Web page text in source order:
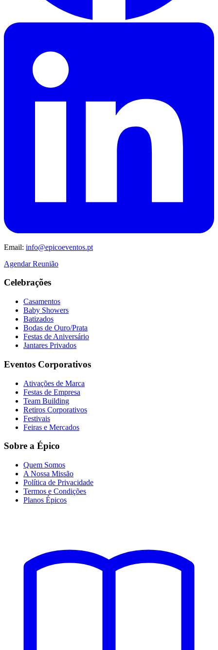
Email: info@epicoeventos.pt
Agendar Reunião
Celebrações
Casamentos
Baby Showers
Batizados
Bodas de Ouro/Prata
Festas de Aniversário
Jantares Privados
Eventos Corporativos
Ativações de Marca
Festas de Empresa
Team Building
Retiros Corporativos
Festivais
Feiras e Mercados
Sobre a Épico
Quem Somos
A Nossa Missão
Política de Privacidade
Termos e Condições
Planos Épicos